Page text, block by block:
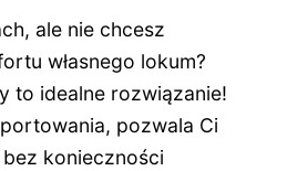
ale nie chcesz
własnego lokum?
to idealne rozwiązanie!
pozwala Ci
konieczności